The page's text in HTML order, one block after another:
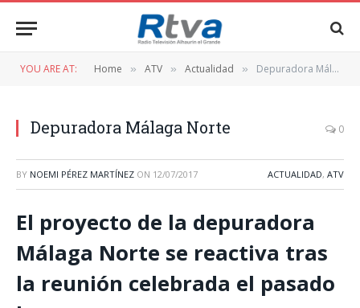
YOU ARE AT: Home » ATV » Actualidad » Depuradora Málaga Norte
Depuradora Málaga Norte 0
BY NOEMI PÉREZ MARTÍNEZ ON 12/07/2017 ACTUALIDAD, ATV
El proyecto de la depuradora
Málaga Norte se reactiva tras
la reunión celebrada el pasado